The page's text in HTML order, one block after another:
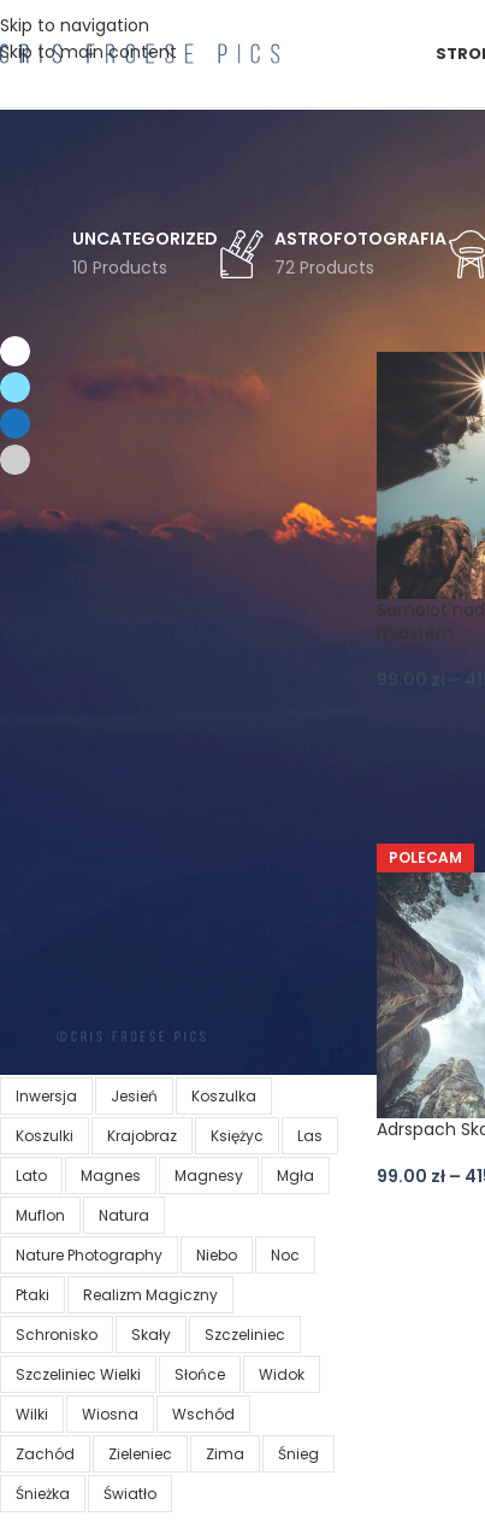
Skip to navigation
Skip to main content
UNCATEGORIZED
10 Products
ASTROFOTOGRAFIA
72 Products
Inwersja
Jesień
Koszulka
Koszulki
Krajobraz Księżyc
Las
Lato
Magnes Magnesy
Mgła
Muflon
Natura
Nature Photography
Niebo
Noc
Ptaki
Realizm Magiczny
Schronisko
Skały
Szczeliniec
Szczeliniec Wielki
Słońce
Widok
Wilki
Wiosna
Wschód
Zachód
Zieleniec Zima
Śnieg
Śnieżka
Światło
Samolot
miastem
POLECAM
Adrspach
99.00 zł –